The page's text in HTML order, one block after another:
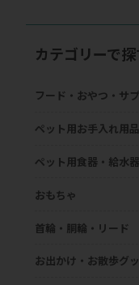
カテゴリーで探
フード・おやつ・サ
ペット用お手入れ用品
ペット用食器・給水
おもちゃ
首輪・胴輪・リード
お出かけ・お散歩グ